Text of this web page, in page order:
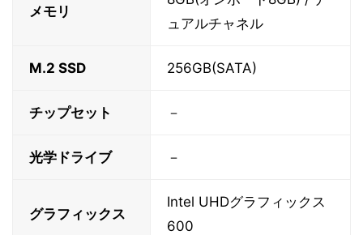
メモリ
ュアルチャネル
M.2 SSD 256GB(SATA)
チップセット －
光学ドライブ －
グラフィックス
Intel UHDグラフィックス
600